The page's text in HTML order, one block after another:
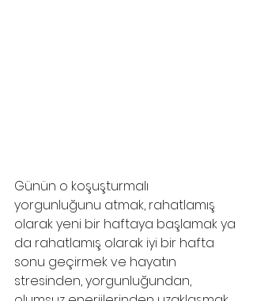
Günün o koşuşturmalı
yorgunluğunu atmak, rahatlamış
olarak yeni bir haftaya başlamak ya
da rahatlamış olarak iyi bir hafta
sonu geçirmek ve hayatın
stresinden, yorgunluğundan,